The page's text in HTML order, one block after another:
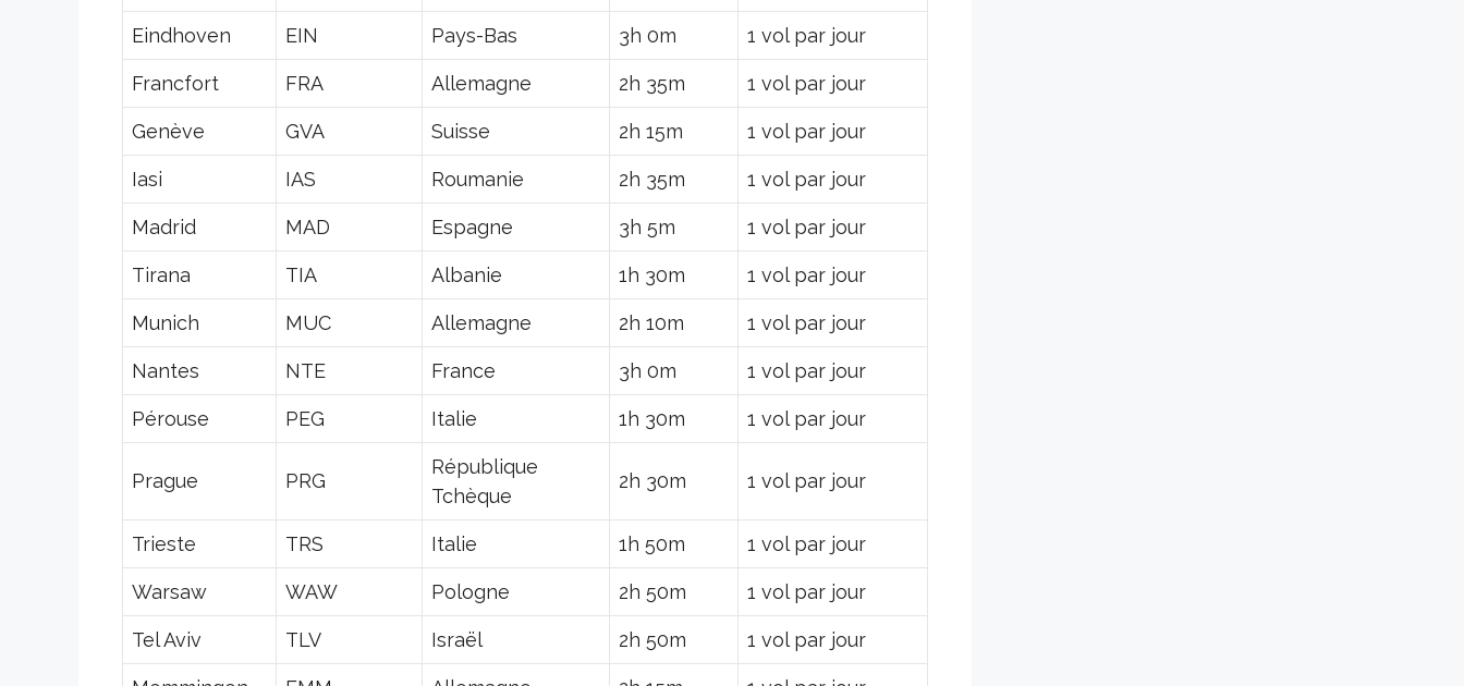
Eindhoven EIN Pays-Bas 3h 0m 1 vol par jour
Francfort FRA Allemagne 2h 35m 1 vol par jour
Genève GVA Suisse 2h 15m 1 vol par jour
Iasi IAS Roumanie 2h 35m 1 vol par jour
Madrid MAD Espagne 3h 5m 1 vol par jour
Tirana TIA Albanie 1h 30m 1 vol par jour
Munich MUC Allemagne 2h 10m 1 vol par jour
Nantes NTE France 3h 0m 1 vol par jour
Pérouse PEG Italie 1h 30m 1 vol par jour
Prague PRG
République
Tchèque
2h 30m 1 vol par jour
Trieste TRS Italie 1h 50m 1 vol par jour
Warsaw WAW Pologne 2h 50m 1 vol par jour
Tel Aviv TLV Israël 2h 50m 1 vol par jour